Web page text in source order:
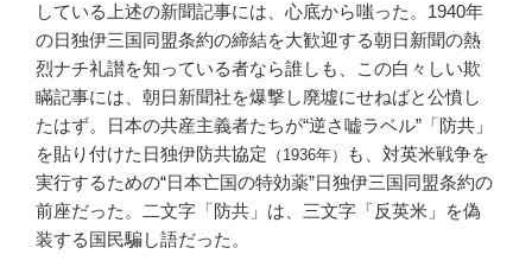
している上述の新聞記事には、心底から嗤った。1940年
の日独伊三国同盟条約の締結を大歓迎する朝日新聞の熱
烈ナチ礼讃を知っている者なら誰しも、この白々しい欺
瞞記事には、朝日新聞社を爆撃し廃墟にせねばと公憤し
たはず。日本の共産主義者たちが“逆さ嘘ラベル”「防共」
を貼り付けた日独伊防共協定 （1936年）
も、対英米戦争を
実行するための“日本亡国の特効薬”日独伊三国同盟条約の
前座だった。二文字「防共」は、三文字「反英米」を偽
装する国民騙し語だった。